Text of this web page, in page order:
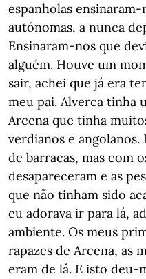
espanholas
autónomas, a nunca
Ensinaram-nos que
alguém. Houve um
sair, achei que já era
meu pai. Alverca tinha
Arcena que tinha
verdianos e
de barracas, mas com
desapareceram e as
que não tinham sido
eu adorava ir para lá,
ambiente. Os meus
rapazes de Arcena, as
eram de lá. E isto deu-